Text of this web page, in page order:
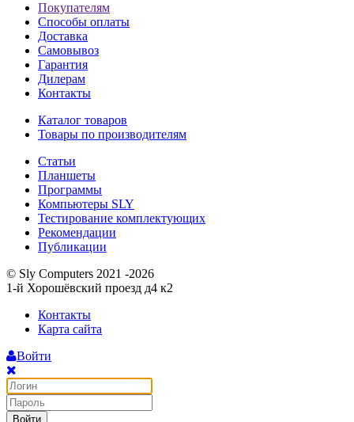
Покупателям
Способы оплаты
Доставка
Самовывоз
Гарантия
Дилерам
Контакты
Каталог товаров
Товары по производителям
Статьи
Планшеты
Программы
Компьютеры SLY
Тестирование комплектующих
Рекомендации
Публикации
© Sly Computers 2021 -2026
1-й Хорошёвский проезд д4 к2
Контакты
Карта сайта
Войти
Войти